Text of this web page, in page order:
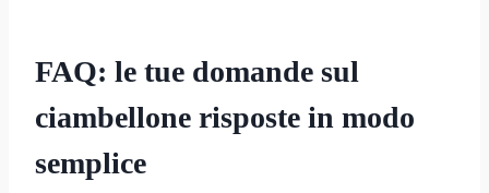
FAQ: le tue domande sul
ciambellone risposte in modo
semplice